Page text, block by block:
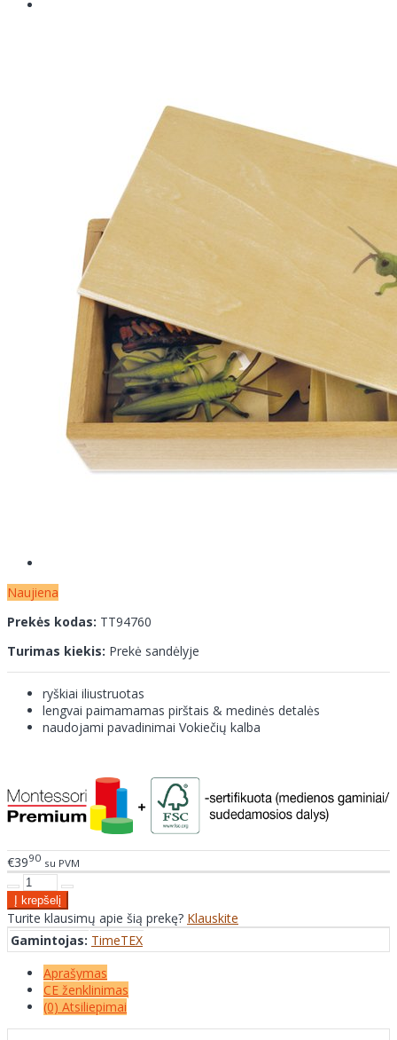
Naujiena
Prekės kodas: TT94760
Turimas kiekis: Prekė sandėlyje
ryškiai iliustruotas
lengvai paimamamas pirštais & medinės detalės
naudojami pavadinimai Vokiečių kalba
€3990 su PVM
Turite klausimų apie šią prekę? Klauskite
Gamintojas: TimeTEX
Aprašymas
CE ženklinimas
(0) Atsiliepimai